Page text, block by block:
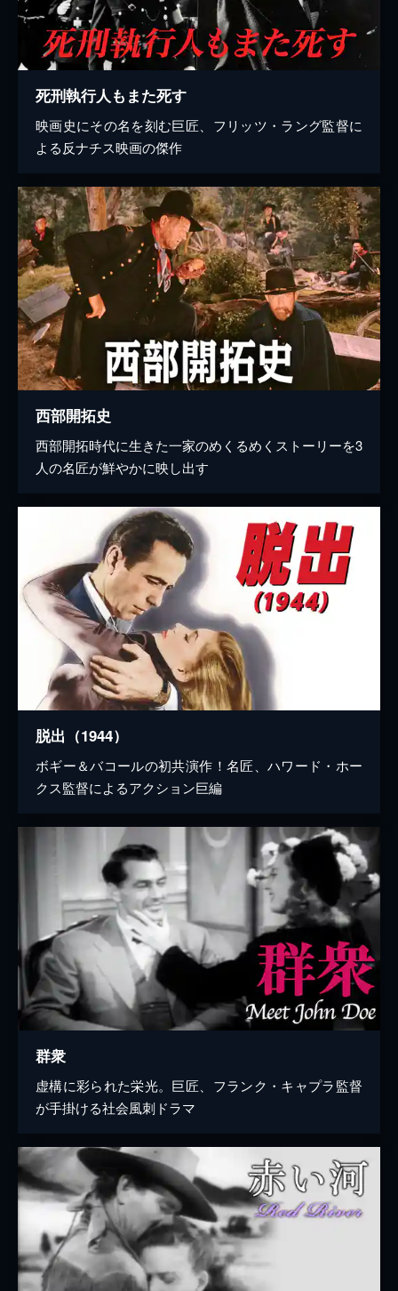
死刑執行人もまた死す
映画史にその名を刻む巨匠、フリッツ・ラング監督に
よる反ナチス映画の傑作
西部開拓史
西部開拓時代に生きた一家のめくるめくストーリーを3
人の名匠が鮮やかに映し出す
脱出（1944）
ボギー＆バコールの初共演作！名匠、ハワード・ホー
クス監督によるアクション巨編
群衆
虚構に彩られた栄光。巨匠、フランク・キャプラ監督
が手掛ける社会風刺ドラマ